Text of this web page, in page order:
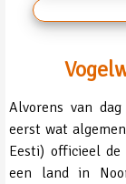
Alvorens van
eerst wat
Eesti) officieel
een land in